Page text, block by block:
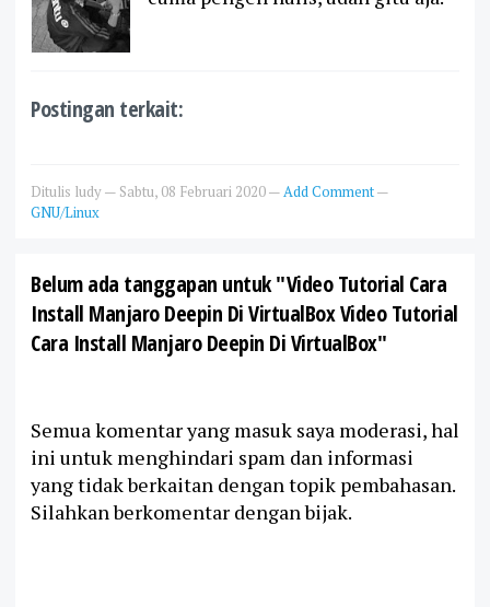
Postingan terkait:
Ditulis ludy— Sabtu, 08 Februari 2020—Add Comment—
GNU/Linux
Belum ada tanggapan untuk "Video Tutorial Cara
Install Manjaro Deepin Di VirtualBox Video Tutorial
Cara Install Manjaro Deepin Di VirtualBox"
Semua komentar yang masuk saya moderasi, hal
ini untuk menghindari spam dan informasi
yang tidak berkaitan dengan topik pembahasan.
Silahkan berkomentar dengan bijak.